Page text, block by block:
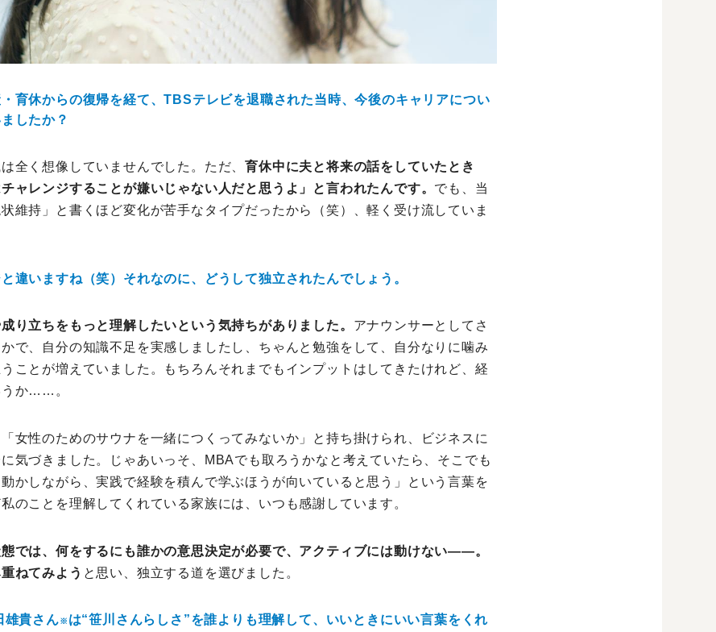
育休からの復帰を経て、TBSテレビを退職された当時、今後のキャリアについ
したか？
全く想像していませんでした。ただ、育休中に夫と将来の話をしていたとき
ャレンジすることが嫌いじゃない人だと思うよ」と言われたんです。 でも、当
維持」と書くほど変化が苦手なタイプだったから（笑）、軽く受け流していま
いますね（笑）それなのに、どうして独立されたんでしょう。
り立ちをもっと理解したいという気持ちがありました。 アナウンサーとしてさ
で、自分の知識不足を実感しましたし、ちゃんと勉強をして、自分なりに噛み
ことが増えていました。もちろんそれまでもインプットはしてきたけれど、経
うか……。
女性のためのサウナを一緒につくってみないか」と持ち掛けられ、ビジネスに
気づきました。じゃあいっそ、MBAでも取ろうかなと考えていたら、そこでも
かしながら、実践で経験を積んで学ぶほうが向いていると思う」という言葉を
のことを理解してくれている家族には、いつも感謝しています。
では、何をするにも誰かの意思決定が必要で、アクティブには動けない――。
ねてみよう と思い、独立する道を選びました。
貴さん※ は“笹川さんらしさ”を誰よりも理解して、いいときにいい言葉をくれ